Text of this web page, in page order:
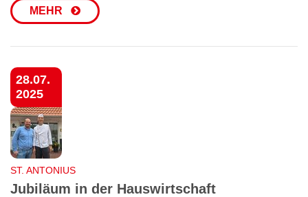
MEHR
28.07.
2025
ST. ANTONIUS
Jubiläum in der Hauswirtschaft